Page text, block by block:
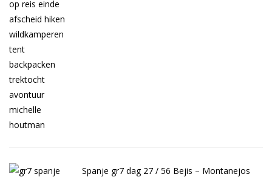
Spanje gr7 dag 27 / 56 Bejis – Montanejos